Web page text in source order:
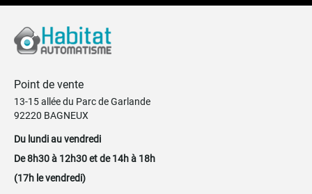
Point de vente
13-15 allée du Parc de Garlande
92220 BAGNEUX
Du lundi au vendredi
De 8h30 à 12h30 et de 14h à 18h
(17h le vendredi)